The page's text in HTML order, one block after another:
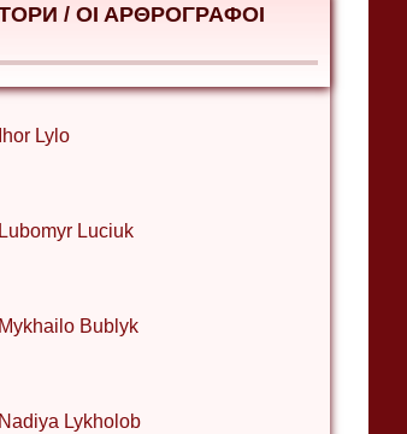
/ ΟΙ ΑΡΘΡΟΓΡΑΦΟΙ
Ihor Lylo
Lubomyr Luciuk
Mykhailo Bublyk
Nadiya Lykholob